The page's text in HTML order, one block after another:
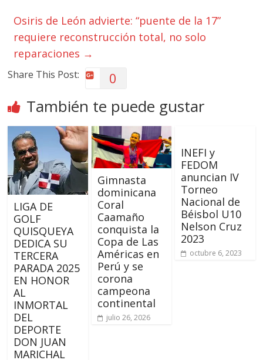
Osiris de León advierte: “puente de la 17”
requiere reconstrucción total, no solo
reparaciones →
Share This Post: 0
También te puede gustar
LIGA DE
GOLF
QUISQUEYA
DEDICA SU
TERCERA
PARADA 2025
EN HONOR
AL
INMORTAL
DEL
DEPORTE
DON JUAN
MARICHAL
Gimnasta
dominicana
Coral
Caamaño
conquista la
Copa de Las
Américas en
Perú y se
corona
campeona
continental
julio 26, 2026
INEFI y
FEDOM
anuncian IV
Torneo
Nacional de
Béisbol U10
Nelson Cruz
2023
octubre 6, 2023